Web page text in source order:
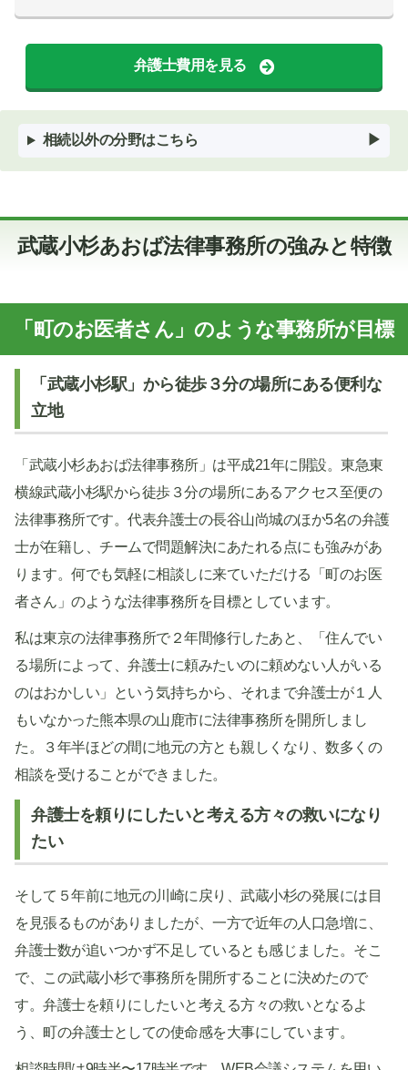
弁護士費用を見る
相続以外の分野はこちら
武蔵小杉あおば法律事務所の強みと特徴
「町のお医者さん」のような事務所が目標
「武蔵小杉駅」から徒歩３分の場所にある便利な
立地
「武蔵小杉あおば法律事務所」は平成21年に開設。東急東
横線武蔵小杉駅から徒歩３分の場所にあるアクセス至便の
法律事務所です。代表弁護士の長谷山尚城のほか5名の弁護
士が在籍し、チームで問題解決にあたれる点にも強みがあ
ります。何でも気軽に相談しに来ていただける「町のお医
者さん」のような法律事務所を目標としています。
私は東京の法律事務所で２年間修行したあと、「住んでい
る場所によって、弁護士に頼みたいのに頼めない人がいる
のはおかしい」という気持ちから、それまで弁護士が１人
もいなかった熊本県の山鹿市に法律事務所を開所しまし
た。３年半ほどの間に地元の方とも親しくなり、数多くの
相談を受けることができました。
弁護士を頼りにしたいと考える方々の救いになり
たい
そして５年前に地元の川崎に戻り、武蔵小杉の発展には目
を見張るものがありましたが、一方で近年の人口急増に、
弁護士数が追いつかず不足しているとも感じました。そこ
で、この武蔵小杉で事務所を開所することに決めたので
す。弁護士を頼りにしたいと考える方々の救いとなるよ
う、町の弁護士としての使命感を大事にしています。